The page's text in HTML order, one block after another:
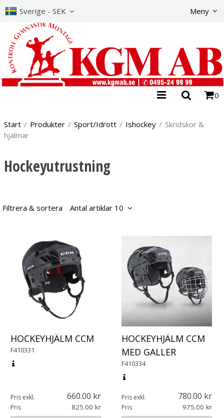
Sverige - SEK Meny
0
Start / Produkter / Sport/Idrott / Ishockey / Skridskor &
hjälmar
Hockeyutrustning
Filtrera & sortera Antal artiklar 10
HOCKEYHJÄLM CCM
F410331
Pris exkl. 660.00
Pris 825.00
HOCKEYHJÄLM CCM
MED GALLER
F410334
Pris exkl. 780.00
Pris 975.00